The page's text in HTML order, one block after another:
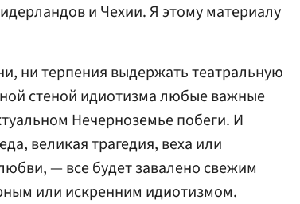
и Чехии. Я этому материалу
ни терпения выдержать театральную
стеной идиотизма любые важные
Нечерноземье побеги. И
великая трагедия, веха или
— все будет завалено свежим
или искренним идиотизмом.